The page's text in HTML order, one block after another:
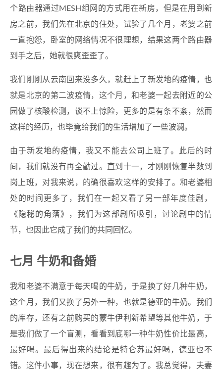
个路由器通过MESH组网的方式用在新房，但是在用到新
房之前，我们先在北京的住处，试验了几个月，老婆之前
一直抱怨，卧室的网络情况不很理想，结果这两个路由器
到手之后，她就很爽歪歪了。
我们刚刚从云南回来没多久，就赶上了新发地的疫情，也
就是北京的第二波疫情，这个月，和老婆一起去附近的公
园做了核酸检测，谈不上惊险，更多的是有条不紊，然而
这样的经历，也毕竟给我们的生活增加了一些波澜。
由于新发地的疫情，我又不能去公司上班了。此后的时
间，我们就没有再全勤过。直到十一，才刚刚恢复半数到
岗上班，对我来说，的确很喜欢这样的安排了。和老婆相
处的时间更多了，我们在一起又看了另一部年度佳剧，
《隐秘的角落》，我们为这部剧所吸引，讨论剧中的情
节，也因此它成了我们的共同回忆。
七月 牛奶和备婚
我和老婆不满意于每天喝的牛奶，于是换了好几种牛奶，
这个月，我们又换了另外一种，也就是德亚的牛奶。我们
的库存，还有之前购买的蒙牛伊利新希望等其他牛奶，于
是我们做了一个盲测，看看到底哪一种牛奶性价比最高，
最好喝。最后得出来的结论是特仑苏最好喝，德亚也不
错。这件小事，现在想来，很有趣为了。我总觉得，夫妻